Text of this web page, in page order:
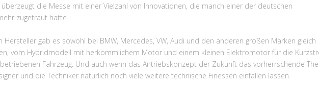
die Messe mit einer Vielzahl von Innovationen, die manch einer der deutschen
zugetraut hätte.
Hersteller gab es sowohl bei BMW, Mercedes, VW, Audi und den anderen großen Marken gleich
vom Hybridmodell mit herkömmlichem Motor und einem kleinen Elektromotor für die
Fahrzeug. Und auch wenn das Antriebskonzept der Zukunft das vorherrschende
und die Techniker natürlich noch viele weitere technische Finessen einfallen lassen.